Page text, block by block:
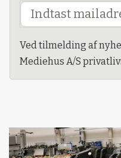
Ved tilmelding af
Mediehus A/S